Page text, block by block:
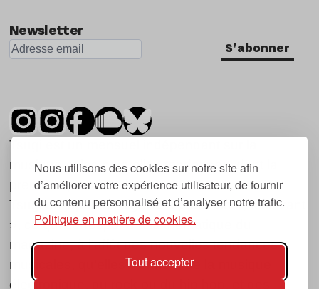
Nous utilisons des cookies sur notre site afin
d’améliorer votre expérience utilisateur, de fournir
du contenu personnalisé et d’analyser notre trafic.
Politique en matière de cookies.
Tout accepter
Newsletter
S'abonner
Tsugi est un mensuel indépendant sur la
musique et les nouvelles tendances, dont la
première parution date de 2007.
Tsugi en japonais signifie « prochain », « suivant
», ce qui correspond à la thématique du
magazine, à l’affût des nouvelles tendances
musicales, qu’elles viennent de la musique
électronique, du rock ou du hip hop, et des